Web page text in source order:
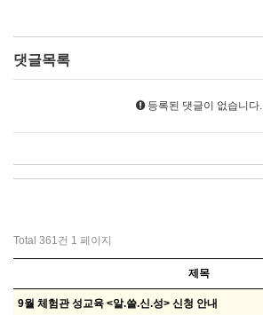
댓글목록
등록된 댓글이 없습니다.
Total 361건 1 페이지
제목
9월 체험관 성교육 <알.쓸.신.성> 신청 안내